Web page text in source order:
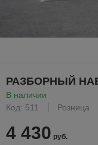
РАЗБОРНЫЙ
В наличии
Код: 511
Розница
4 430 руб.